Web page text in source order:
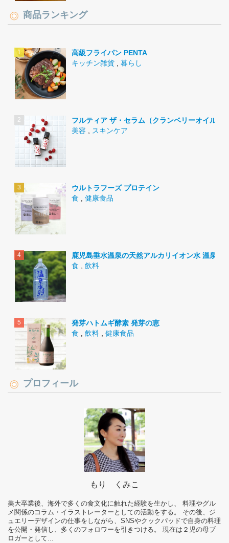
商品ランキング
高級フライパン PENTA
キッチン雑貨
暮らし
フルティア ザ・セラム（クランベリーオイル）
美容
スキンケア
ウルトラフーズ プロテイン
食
健康食品
鹿児島垂水温泉の天然アルカリイオン水 温泉水
食
飲料
発芽ハトムギ酵素 発芽の恵
食
飲料 健康食品
プロフィール
もり くみこ
美大卒業後、海外で多くの食文化に触れた経験を生かし、 料理やグル
メ関係のコラム・イラストレーターとしての活動をする。 その後、ジ
ュエリーデザインの仕事をしながら、SNSやクックパッドで自身の料理
を公開・発信し、多くのフォロワーを引きつける。 現在は２児の母ブ
ロガーとして...